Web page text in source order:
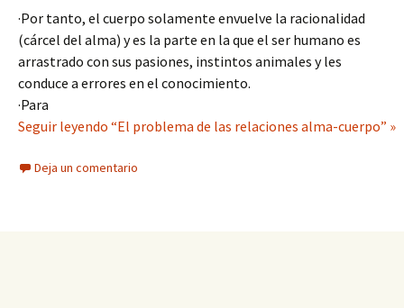
·Por tanto, el cuerpo solamente envuelve la racionalidad
(cárcel del alma) y es la parte en la que el ser humano es
arrastrado con sus pasiones, instintos animales y les
conduce a errores en el conocimiento.
·Para
Seguir leyendo “El problema de las relaciones alma-cuerpo” »
Deja un comentario